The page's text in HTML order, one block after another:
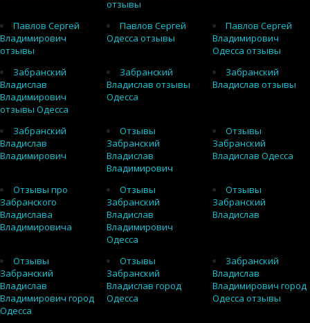
отзывы
Павлов Сергей
Владимирович
отзывы
Павлов Сергей
Одесса отзывы
Павлов Сергей
Владимирович
Одесса отзывы
Забранский
Владислав
Владимирович
отзывы Одесса
Забранский
Владислав отзывы
Одесса
Забранский
Владислав отзывы
Забранский
Владислав
Владимирович
Отзывы
Забранский
Владислав
Владимирович
Отзывы
Забранский
Владислав Одесса
Отзывы про
Забранского
Владислава
Владимировича
Отзывы
Забранский
Владислав
Владимирович
Одесса
Отзывы
Забранский
Владислав
Отзывы
Забранский
Владислав
Владимирович город
Одесса
Отзывы
Забранский
Владислав город
Одесса
Забранский
Владислав
Владимирович город
Одесса отзывы